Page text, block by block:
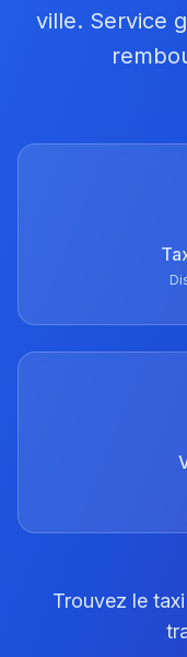
ville. Service
Trouvez le